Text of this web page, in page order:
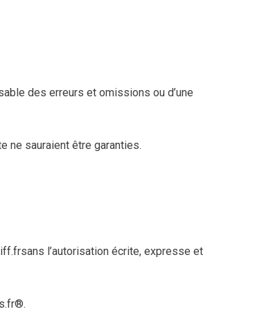
des erreurs et omissions ou d’une
ne sauraient être garanties.
l’autorisation écrite, expresse et